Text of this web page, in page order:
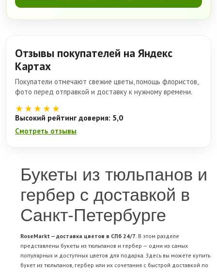
Отзывы покупателей на Яндекс
Картах
Покупатели отмечают свежие цветы, помощь флористов,
фото перед отправкой и доставку к нужному времени.
★★★★★
Высокий рейтинг доверия: 5,0
Смотреть отзывы
Букеты из тюльпанов и
гербер с доставкой в
Санкт-Петербурге
RoseMarkt — доставка цветов в СПб 24/7. В этом разделе
представлены букеты из тюльпанов и гербер — одни из самых
популярных и доступных цветов для подарка. Здесь вы можете купить
букет из тюльпанов, гербер или их сочетания с быстрой доставкой по